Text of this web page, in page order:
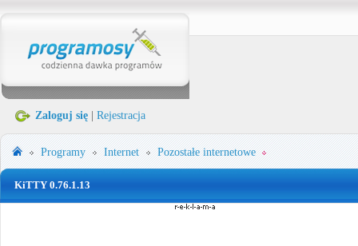
Zaloguj się Rejestracja
Programy Internet Pozostałe internetowe
KiTTY 0.76.1.13